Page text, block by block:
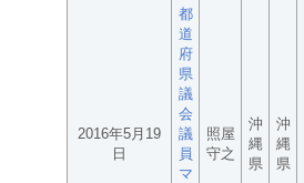
2016年5月19
日
都
道
府
県
議
会
議
員
マ
照屋
守之
沖
縄
県
沖
縄
県